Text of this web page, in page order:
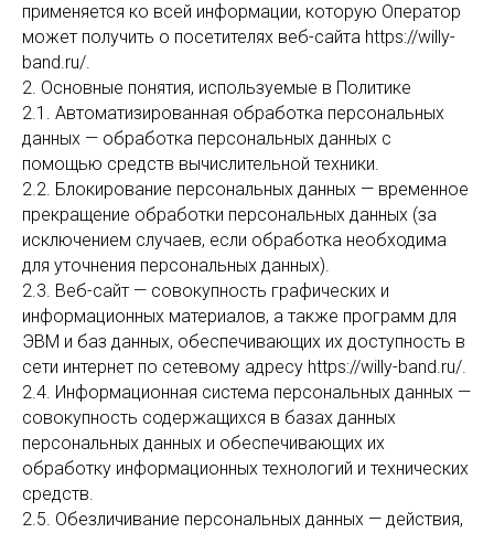
применяется ко всей информации, которую Оператор
может получить о посетителях веб-сайта https://willy-
band.ru/.
2. Основные понятия, используемые в Политике
2.1. Автоматизированная обработка персональных
данных — обработка персональных данных с
помощью средств вычислительной техники.
2.2. Блокирование персональных данных — временное
прекращение обработки персональных данных (за
исключением случаев, если обработка необходима
для уточнения персональных данных).
2.3. Веб-сайт — совокупность графических и
информационных материалов, а также программ для
ЭВМ и баз данных, обеспечивающих их доступность в
сети интернет по сетевому адресу https://willy-band.ru/.
2.4. Информационная система персональных данных —
совокупность содержащихся в базах данных
персональных данных и обеспечивающих их
обработку информационных технологий и технических
средств.
2.5. Обезличивание персональных данных — действия,